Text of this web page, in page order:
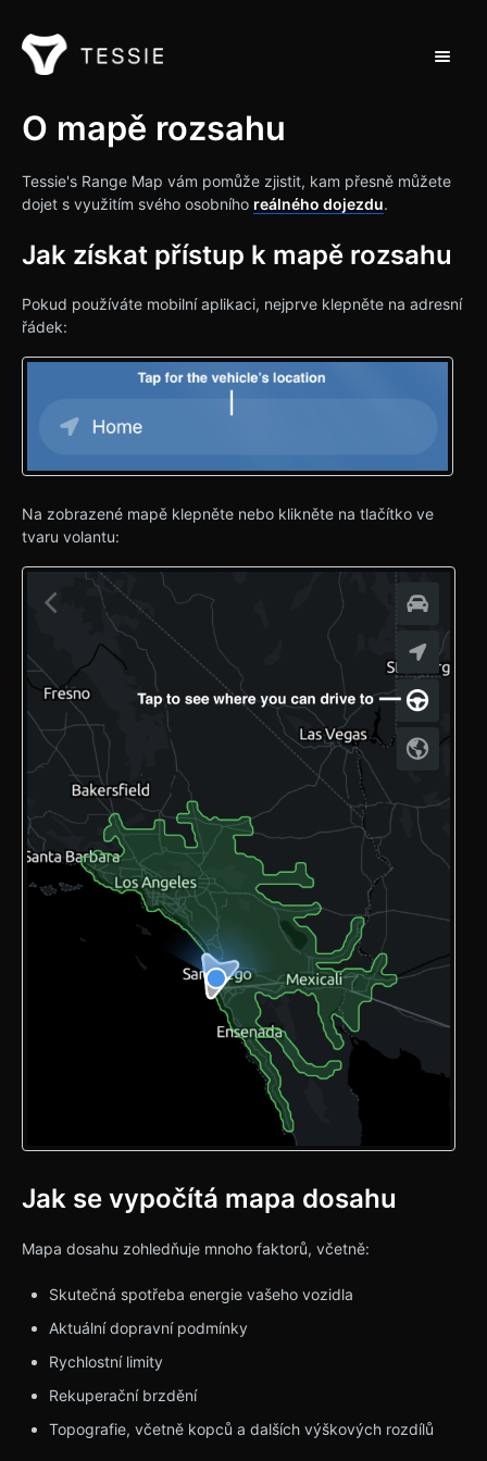
Podpora Home
Kontakt
O mapě rozsahu
Tessie's Range Map vám pomůže zjistit, kam přesně můžete
dojet s využitím svého osobního reálného dojezdu.
Jak získat přístup k mapě rozsahu
Pokud používáte mobilní aplikaci, nejprve klepněte na adresní
řádek:
Na zobrazené mapě klepněte nebo klikněte na tlačítko ve
tvaru volantu:
Jak se vypočítá mapa dosahu
Mapa dosahu zohledňuje mnoho faktorů, včetně:
Skutečná spotřeba energie vašeho vozidla
Aktuální dopravní podmínky
Rychlostní limity
Rekuperační brzdění
Topografie, včetně kopců a dalších výškových rozdílů